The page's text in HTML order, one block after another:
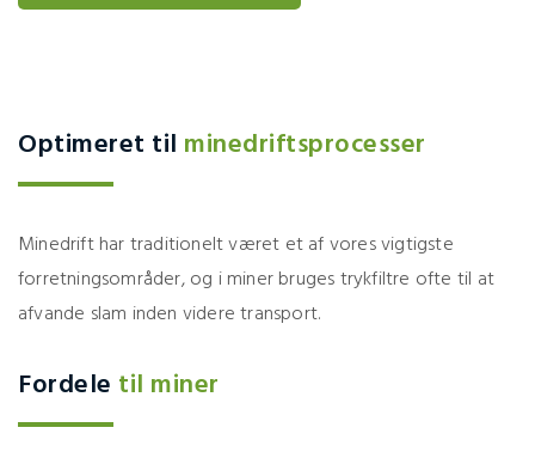
Optimeret til minedriftsprocesser
Minedrift har traditionelt været et af vores vigtigste
forretningsområder, og i miner bruges trykfiltre ofte til at
afvande slam inden videre transport.
Fordele til miner